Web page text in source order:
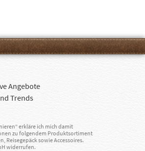
Angebote
Trends
erkläre ich mich damit
zu folgendem Produktsortiment
Reisegepäck sowie Accessoires.
widerrufen.